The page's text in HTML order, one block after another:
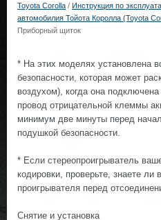
Toyota Corolla / Инструкция по
автомобилия Тойота Королла (Toyota
Приборный щиток
* На этих моделях установлена
безопасности, которая может
воздухом), когда она
провод отрицательной клеммы
минимум две минуты перед
подушкой безопасности.
* Если стереопроигрыватель
кодировки, проверьте, знаете ли
проигрывателя перед
Снятие и установка